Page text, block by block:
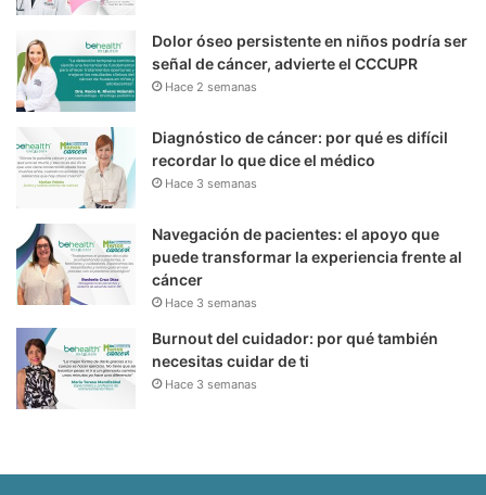
Dolor óseo persistente en niños podría ser
señal de cáncer, advierte el CCCUPR
Hace 2 semanas
Diagnóstico de cáncer: por qué es difícil
recordar lo que dice el médico
Hace 3 semanas
Navegación de pacientes: el apoyo que
puede transformar la experiencia frente al
cáncer
Hace 3 semanas
Burnout del cuidador: por qué también
necesitas cuidar de ti
Hace 3 semanas